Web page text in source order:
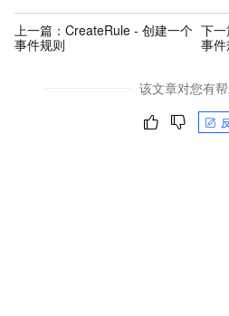
上一篇： CreateRule - 创建一个
事件规则
下一
事
该文章对您有